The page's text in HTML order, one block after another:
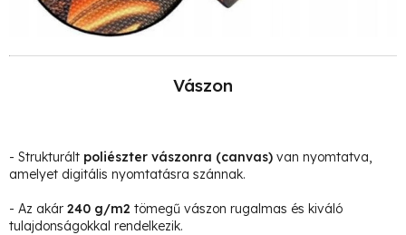
Vászon
- Strukturált poliészter vászonra (canvas) van nyomtatva,
amelyet digitális nyomtatásra szánnak.
- Az akár 240 g/m2 tömegű vászon rugalmas és kiváló
tulajdonságokkal rendelkezik.